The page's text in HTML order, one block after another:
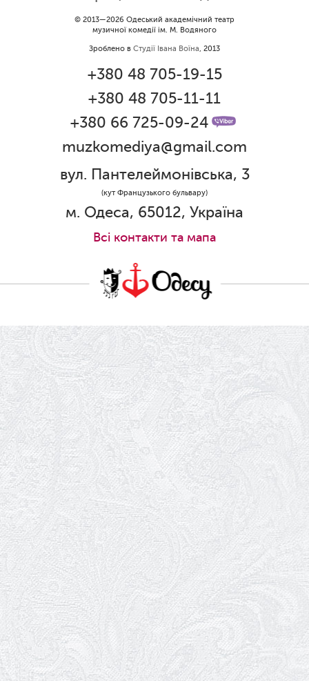
Вітаємо Ірину Візіренко з
народженням дівчинки!
Дякуємо за свято!
Графік роботи каси 1 червня
Ювілей Олени Редько
Ювілей Станіслава Зайцева
18.05.2026
Шукаємо інженерів і техніків
17.05.2026
Ювілей Валентини Бородіної
13.05.2026
Конкурс на заміщення вакантних
посад
12.05.2026
Ювілей Світлани Коцюренко
10.05.2026
Онлайн-трансляція концерту «Хто
кого?»
09.05.2026
Ювілей Олександра Ланге
08.05.2026
Відновлення мюзиклу «Ханум»
06.05.2026
© 2013—2026 Одеський академічний театр
музичної комедії ім. М. Водяного
Зроблено в Студії Івана Воїна, 2013
+380 48 705-19-15
+380 48 705-11-11
+380 66 725-09-24
muzkomediya@gmail.com
вул. Пантелеймонівська, 3
(кут Французького бульвару)
м. Одеса, 65012, Україна
Всi контакти та мапа